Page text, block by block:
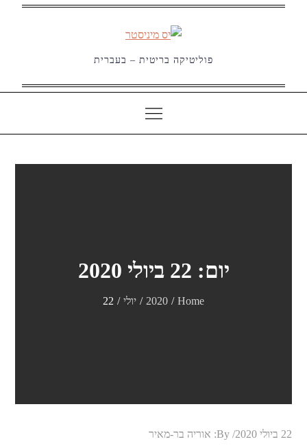
פוליטיקה בריטית – בעברית
יום: 22 ביולי 2020
Home
2020 יולי 22
Posted
22 ביולי 2020 By: אוריה בר-מאיר